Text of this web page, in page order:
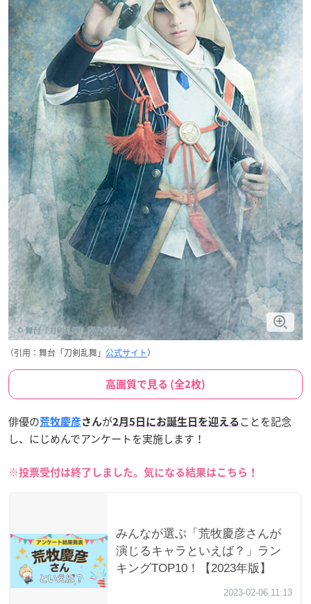
（引用：舞台「刀剣乱舞」 公式サイト）
高画質で見る (全2枚)
俳優の荒牧慶彦さんが2月5日にお誕生日 を迎える ことを記念
し、にじめんでアンケートを実施します！
※投票受付は終了しました。気になる結果はこちら！